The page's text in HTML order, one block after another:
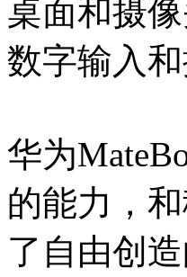
桌面和摄
数字输入
华为
的能力，
了自由创造